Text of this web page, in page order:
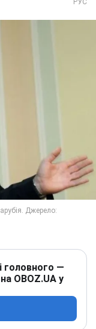
РУС
головного —
OBOZ.UA у